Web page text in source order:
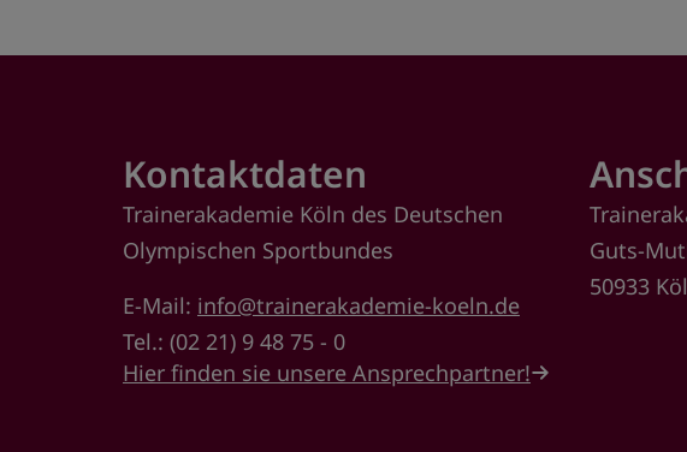
Kontaktdaten
Trainerakademie Köln des Deutschen
Olympischen Sportbundes
E-Mail: info@trainerakademie-koeln.de
Tel.: (02 21) 9 48 75 - 0
Hier finden sie unsere Ansprechpartner!
Guts-
50933